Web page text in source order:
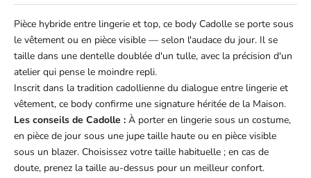
Pièce hybride entre lingerie et top, ce body Cadolle se porte sous
le vêtement ou en pièce visible — selon l'audace du jour. Il se
taille dans une dentelle doublée d'un tulle, avec la précision d'un
atelier qui pense le moindre repli.
Inscrit dans la tradition cadollienne du dialogue entre lingerie et
vêtement, ce body confirme une signature héritée de la Maison.
Les conseils de Cadolle : À porter en lingerie sous un costume,
en pièce de jour sous une jupe taille haute ou en pièce visible
sous un blazer. Choisissez votre taille habituelle ; en cas de
doute, prenez la taille au-dessus pour un meilleur confort.